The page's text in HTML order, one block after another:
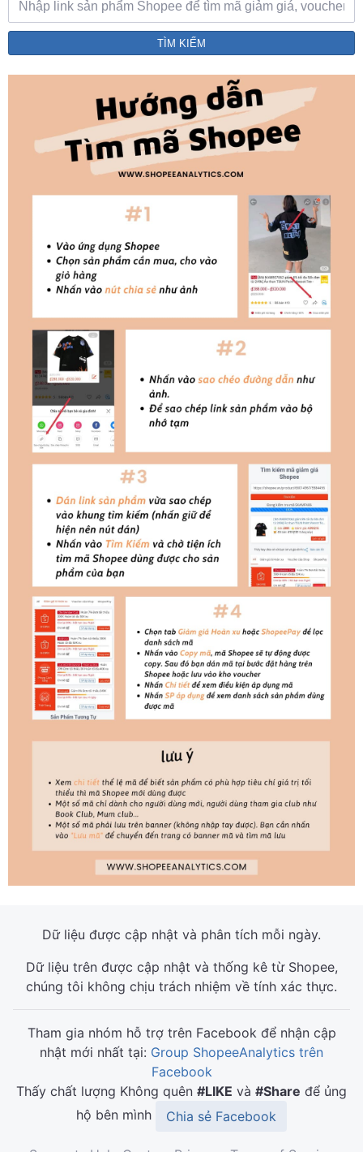
TÌM KIẾM
Dữ liệu được cập nhật và phân tích mỗi ngày.
Dữ liệu trên được cập nhật và thống kê từ Shopee,
chúng tôi không chịu trách nhiệm về tính xác thực.
Tham gia nhóm hỗ trợ trên Facebook để nhận cập
nhật mới nhất tại: Group ShopeeAnalytics trên
Facebook
Thấy chất lượng Không quên #LIKE và #Share để ủng
hộ bên mình
Chia sẻ Facebook